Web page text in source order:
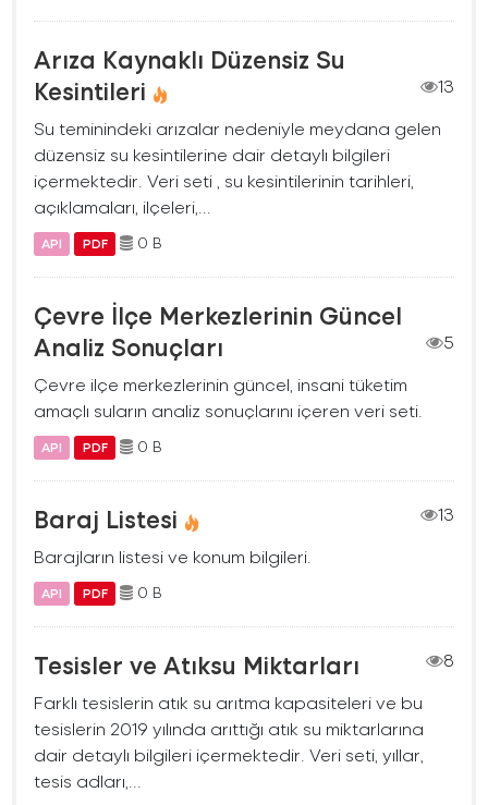
Arıza Kaynaklı Düzensiz Su
Kesintileri
13
Su teminindeki arızalar nedeniyle meydana gelen
düzensiz su kesintilerine dair detaylı bilgileri
içermektedir. Veri seti , su kesintilerinin tarihleri,
açıklamaları, ilçeleri,...
API PDF 0 B
Çevre İlçe Merkezlerinin Güncel
Analiz Sonuçları
5
Çevre ilçe merkezlerinin güncel, insani tüketim
amaçlı suların analiz sonuçlarını içeren veri seti.
API PDF 0 B
Baraj Listesi
13
Barajların listesi ve konum bilgileri.
API PDF 0 B
Tesisler ve Atıksu Miktarları
8
Farklı tesislerin atık su arıtma kapasiteleri ve bu
tesislerin 2019 yılında arıttığı atık su miktarlarına
dair detaylı bilgileri içermektedir. Veri seti, yıllar,
tesis adları,...